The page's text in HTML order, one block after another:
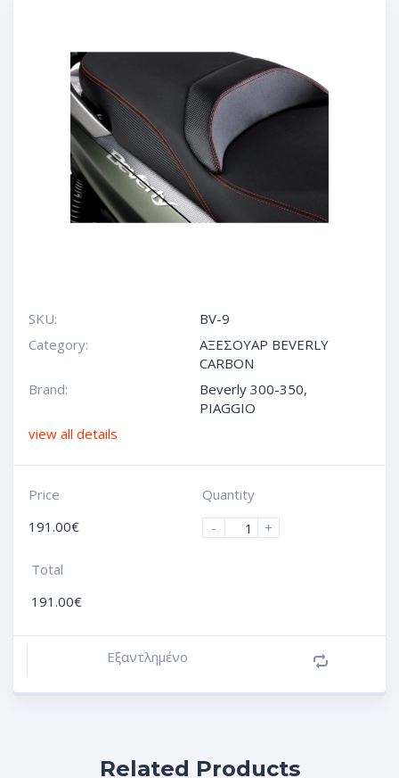
SKU:
BV-9
Category:
ΑΞΕΣΟΥΑΡ BEVERLY
CARBON
Brand:
Beverly 300-350,
PIAGGIO
view all details
Price
191.00€
Quantity
-
+
Total
191.00€
Εξαντλημένο
Related Products